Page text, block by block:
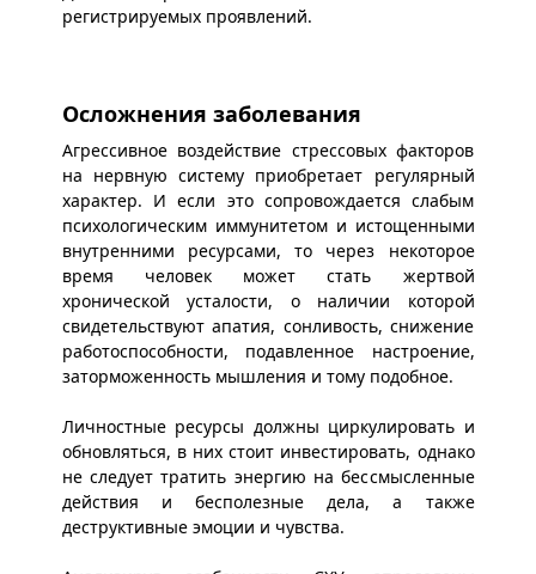
регистрируемых проявлений.
Осложнения заболевания
Агрессивное воздействие стрессовых факторов
на нервную систему приобретает регулярный
характер. И если это сопровождается слабым
психологическим иммунитетом и истощенными
внутренними ресурсами, то через некоторое
время человек может стать жертвой
хронической усталости, о наличии которой
свидетельствуют апатия, сонливость, снижение
работоспособности, подавленное настроение,
заторможенность мышления и тому подобное.
Личностные ресурсы должны циркулировать и
обновляться, в них стоит инвестировать, однако
не следует тратить энергию на бессмысленные
действия и бесполезные дела, а также
деструктивные эмоции и чувства.